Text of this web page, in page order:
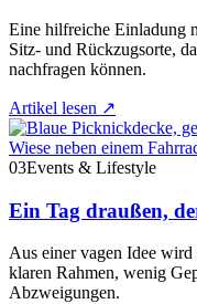
Eine hilfreiche Einladung
Sitz- und Rückzugsorte,
nachfragen können.
Artikel lesen ↗
03Events & Lifestyle
Ein Tag draußen,
Aus einer vagen Idee
klaren Rahmen, wenig
Abzweigungen.